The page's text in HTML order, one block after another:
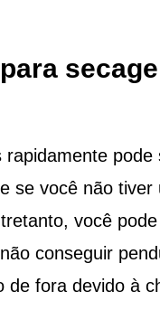
rapidamente pode
se você não tiver
você
conseguir
de fora devido à